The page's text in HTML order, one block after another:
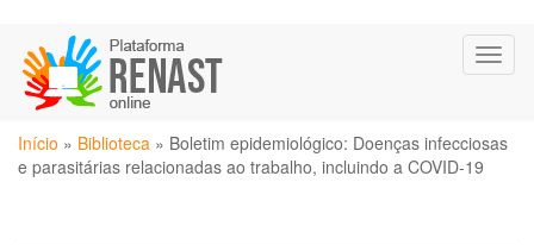
para
conteúdo
principal
Você
está
Início » Biblioteca » Boletim epidemiológico: Doenças infecciosas
e parasitárias relacionadas ao trabalho, incluindo a COVID-19